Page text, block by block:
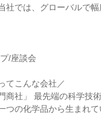
社では、グローバルで
/座談会
てこんな会社／
商社」 最先端の科学技
つの化学品から生まれ